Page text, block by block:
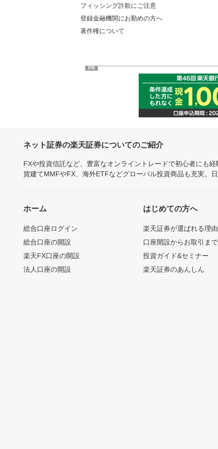
フィッシング詐欺にご注意
登録金融機関にお勤めの方へ
著作権について
PR
ネット証券の楽天証券についてのご紹介
FXや投資信託など、豊富なオンライントレードで初心者にも
貨建てMMFやFX、海外ETFなどグローバル投資商品も充実。
ホーム
総合口座ログイン
総合口座の開設
楽天FX口座の開設
法人口座の開設
はじめての方へ
楽天証券が選ばれる理由
口座開設からお取引ま
投資ガイド&セミナー
楽天証券のあんしん